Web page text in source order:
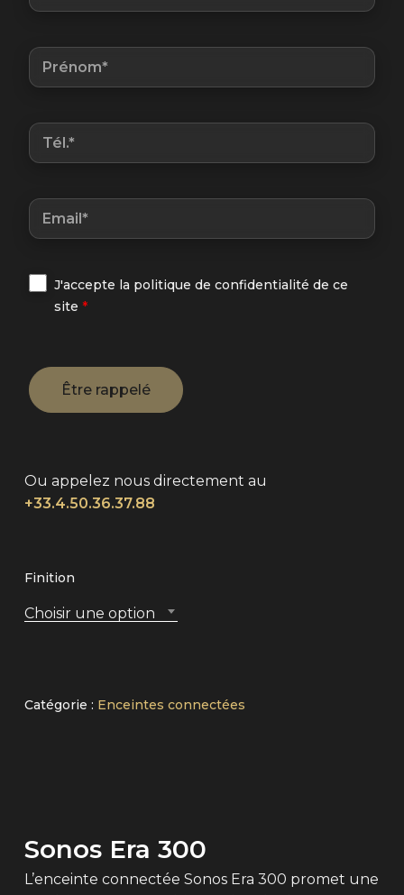
J'accepte la politique de confidentialité de ce
site *
Ou appelez nous directement au
+33.4.50.36.37.88
Finition
Choisir une option
Catégorie : Enceintes connectées
Sonos Era 300
L’enceinte connectée Sonos Era 300 promet une